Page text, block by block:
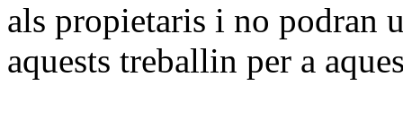
als propietaris i no podran
aquests treballin per a